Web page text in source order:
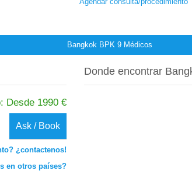
Desde 1990 €
Ask / Book
¿contactenos!
en otros países?
Donde encontrar
Bangkok BPK 9 Médicos